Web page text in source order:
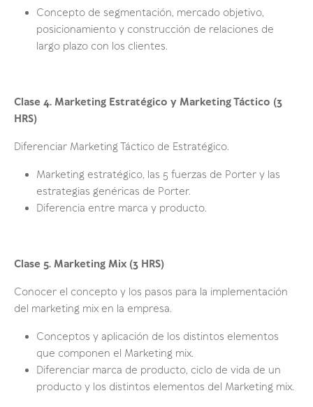
Concepto de segmentación, mercado objetivo,
posicionamiento y construcción de relaciones de
largo plazo con los clientes.
Clase 4. Marketing Estratégico y Marketing Táctico (3
HRS)
Diferenciar Marketing Táctico de Estratégico.
Marketing estratégico, las 5 fuerzas de Porter y las
estrategias genéricas de Porter.
Diferencia entre marca y producto.
Clase 5. Marketing Mix (3 HRS)
Conocer el concepto y los pasos para la implementación
del marketing mix en la empresa.
Conceptos y aplicación de los distintos elementos
que componen el Marketing mix.
Diferenciar marca de producto, ciclo de vida de un
producto y los distintos elementos del Marketing mix.